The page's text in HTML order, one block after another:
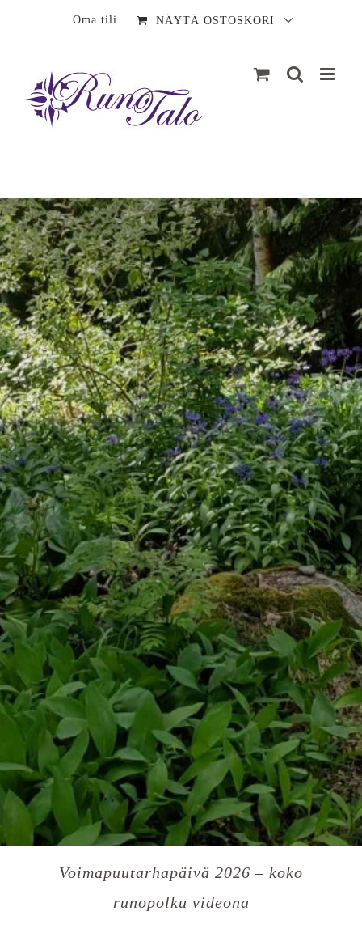
Oma tili NÄYTÄ OSTOSKORI
Voimapuutarhapäivä 2026 – koko
runopolku videona